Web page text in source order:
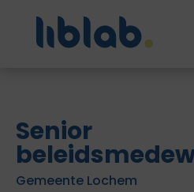
Senior
Gemeente Lochem